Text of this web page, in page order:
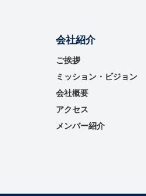
会社紹介
ご挨拶
ミッション・ビジョン
会社概要
アクセス
メンバー紹介